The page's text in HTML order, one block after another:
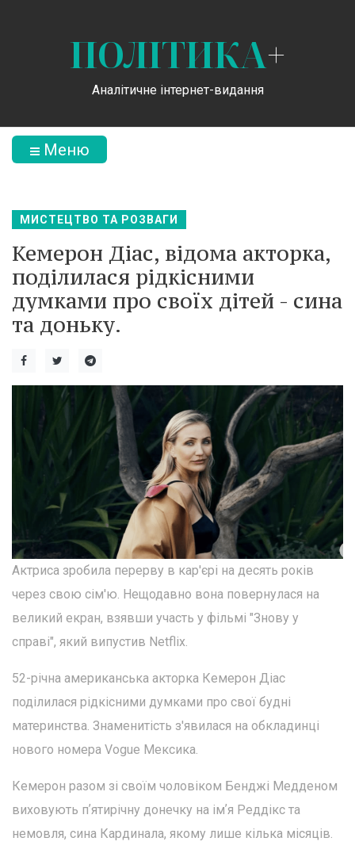
ПОЛІТИКА+
Аналітичне інтернет-видання
Меню
МИСТЕЦТВО ТА РОЗВАГИ
Кемерон Діас, відома акторка,
поділилася рідкісними
думками про своїх дітей - сина
та доньку.
Актриса зробила перерву в кар'єрі на десять років
через свою сім'ю. Нещодавно вона повернулася на
великий екран, взявши участь у фільмі "Знову у
справі", який випустив Netflix.
52-річна американська акторка Кемерон Діас
поділилася рідкісними думками про свої будні
материнства. Знаменитість з'явилася на обкладинці
нового номера Vogue Мексика.
Кемерон разом зі своїм чоловіком Бенджі Медденом
виховують пʼятирічну донечку на імʼя Реддікс та
немовля, сина Кардинала, якому лише кілька місяців.